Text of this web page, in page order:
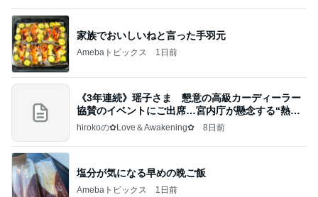
家族でおいしいねと言った手羽元
Amebaトピックス 1日前
《3年連続》瑶子さま 懇意の高級カーディーラー
協賛のイベントにご出席…宮内庁が懸念する“熱心
すぎ
hirokoの✿Love＆Awakening✿ 8日前
塩分が気になる早めの晩ご飯
Amebaトピックス 1日前